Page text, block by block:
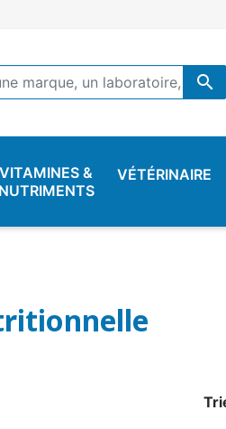

VITAMINES &
NUTRIMENTS
VÉTÉRINAIRE